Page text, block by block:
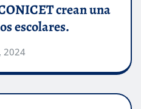
crean una
escolares.
2024